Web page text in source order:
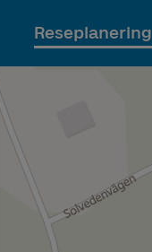
Reseplanering